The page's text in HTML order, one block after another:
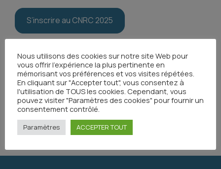
S’inscrire au CNRC 2025
Toutes les actualités
Nous utilisons des cookies sur notre site Web pour
vous offrir l'expérience la plus pertinente en
mémorisant vos préférences et vos visites répétées.
En cliquant sur "Accepter tout", vous consentez à
l'utilisation de TOUS les cookies. Cependant, vous
pouvez visiter "Paramètres des cookies" pour fournir un
consentement contrôlé.
Paramètres ACCEPTER TOUT